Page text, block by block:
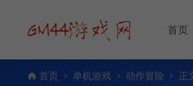
首页
首页 单机游戏 动作冒险 正